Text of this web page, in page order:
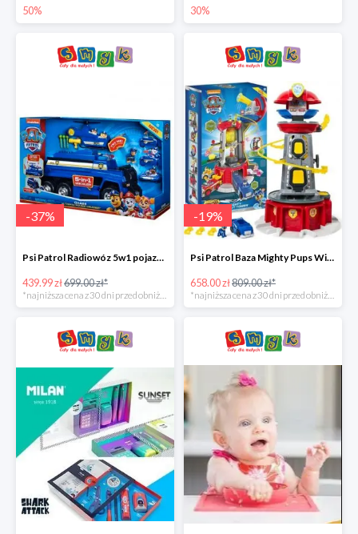
50% 30%
-37%
Psi Patrol Radiowóz 5w1 pojazd ratunkowy z figurką Chase'a -37%
439.99 zł699.00 zł*
-19%
Psi Patrol Baza Mighty Pups Wieża obserwacyjna+pojazd z figurką -19%
658.00 zł809.00 zł*